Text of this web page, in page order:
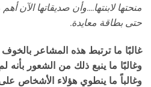
منحتها لابنتها....وأن صديقاتها الآن
حتى بطاقة معايدة.
غالبًا ما ترتبط هذه المشاعر
وغالبًا ما ينبع ذلك من الشعور بأنه
وغالباً ما ينطوي هؤلاء الأشخاص